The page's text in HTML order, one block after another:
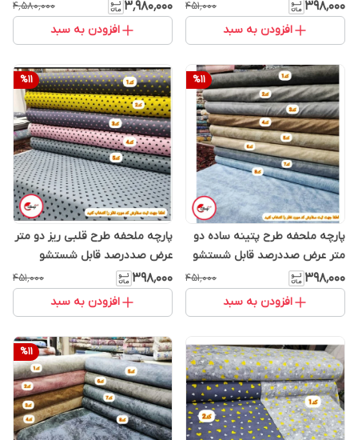
۳۹۸٬۰۰۰ ۴۵۱٬۰۰۰
افزودن به سبد
۳٬۹۸۰٬۰۰۰ ۴٬۵۸۰٬۰۰۰
افزودن به سبد
%11
پارچه ملحفه طرح پتینه ساده دو
متر عرض صددرصد قابل شستشو
۳۹۸٬۰۰۰ ۴۵۱٬۰۰۰
افزودن به سبد
%11
پارچه ملحفه طرح قلبی ریز دو متر
عرض صددرصد قابل شستشو
۳۹۸٬۰۰۰ ۴۵۱٬۰۰۰
افزودن به سبد
%11